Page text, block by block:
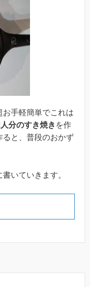
お手軽簡単でこれは
分のすき焼き を作
ると、普段のおかず
いていきます。